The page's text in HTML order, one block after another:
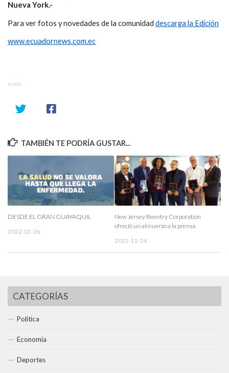
Nueva York.-
Para ver fotos y novedades de la comunidad descarga la Edición
www.ecuadornews.com.ec
SHARE
TAMBIÉN TE PODRÍA GUSTAR...
DESDE EL GRAN GUAYAQUIL
2022-01-26
New Jersey Reentry Corporation
ofreció un almuerzo a la prensa
2021-11-24
CATEGORÍAS
Política
Economía
Deportes